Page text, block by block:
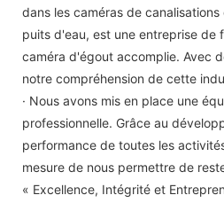
dans les caméras de
puits d'eau, est une entreprise de
caméra d'égout accomplie. Avec
notre compréhension de cette
· Nous avons mis en place une
professionnelle. Grâce au
performance de toutes les
mesure de nous permettre de
« Excellence, Intégrité et